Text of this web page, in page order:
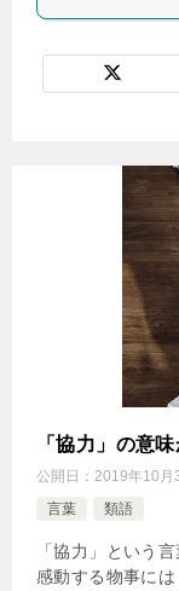
「協力」の意
公開日： 2019年10月
言葉
類語
「協力」という
感動する物事に